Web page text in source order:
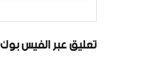
تعليق عبر الفيس بوك